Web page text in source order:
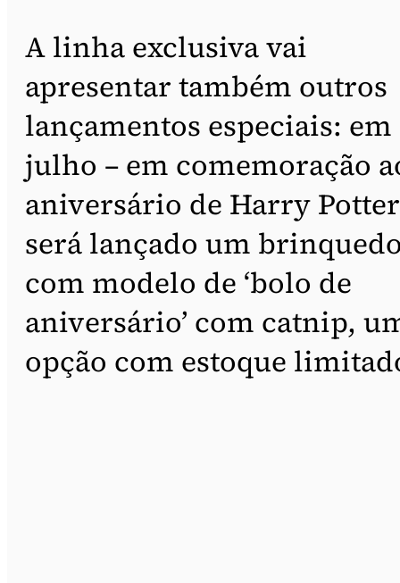
A linha exclusiva vai
apresentar também outros
lançamentos especiais: em
julho – em comemoração
aniversário de Harry
será lançado um
com modelo de ‘bolo de
aniversário’ com catnip,
opção com estoque